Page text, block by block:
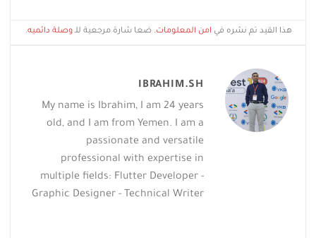
هذا القيد تم نشره في امن المعلومات. ضعا شارة مرجعية للـوصلة دائميه.
IBRAHIM.SH
My name is Ibrahim, I am 24 years
old, and I am from Yemen. I am a
passionate and versatile
professional with expertise in
multiple fields: Flutter Developer -
Graphic Designer - Technical Writer